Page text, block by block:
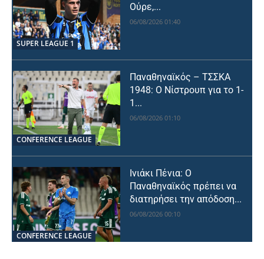
SUPER LEAGUE 1
Ούρε,...
06/08/2026 01:40
CONFERENCE LEAGUE
Παναθηναϊκός – ΤΣΣΚΑ
1948: Ο Νίστρουπ για το 1-
1...
06/08/2026 01:10
CONFERENCE LEAGUE
Ινιάκι Πένια: Ο
Παναθηναϊκός πρέπει να
διατηρήσει την απόδοση...
06/08/2026 00:10